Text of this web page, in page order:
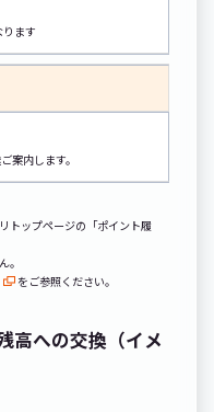
ます
案内します。
トップページの「ポイント履
。
をご参照ください。
高への交換（イメ